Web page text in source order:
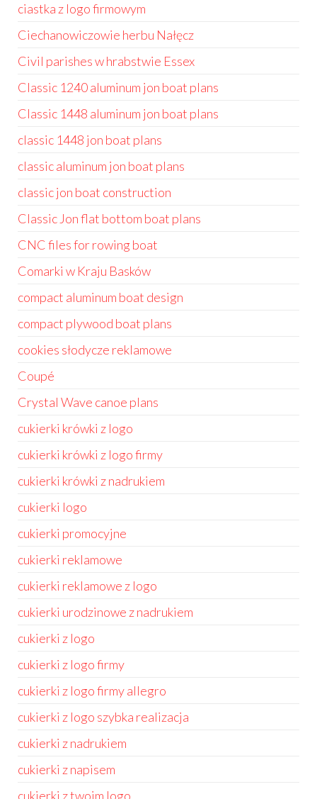
ciastka z logo firmowym
Ciechanowiczowie herbu Nałęcz
Civil parishes w hrabstwie Essex
Classic 1240 aluminum jon boat plans
Classic 1448 aluminum jon boat plans
classic 1448 jon boat plans
classic aluminum jon boat plans
classic jon boat construction
Classic Jon flat bottom boat plans
CNC files for rowing boat
Comarki w Kraju Basków
compact aluminum boat design
compact plywood boat plans
cookies słodycze reklamowe
Coupé
Crystal Wave canoe plans
cukierki krówki z logo
cukierki krówki z logo firmy
cukierki krówki z nadrukiem
cukierki logo
cukierki promocyjne
cukierki reklamowe
cukierki reklamowe z logo
cukierki urodzinowe z nadrukiem
cukierki z logo
cukierki z logo firmy
cukierki z logo firmy allegro
cukierki z logo szybka realizacja
cukierki z nadrukiem
cukierki z napisem
cukierki z twoim logo